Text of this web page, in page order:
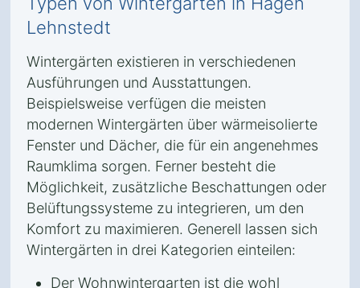
Lehnstedt
Wintergärten existieren in verschiedenen
Ausführungen und Ausstattungen.
Beispielsweise verfügen die meisten
modernen Wintergärten über wärmeisolierte
Fenster und Dächer, die für ein angenehmes
Raumklima sorgen. Ferner besteht die
Möglichkeit, zusätzliche Beschattungen oder
Belüftungssysteme zu integrieren, um den
Komfort zu maximieren. Generell lassen sich
Wintergärten in drei Kategorien einteilen:
Der Wohnwintergarten ist die wohl